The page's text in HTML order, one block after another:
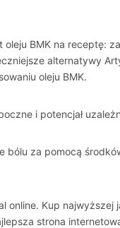
oleju BMK na receptę:
alternatywy
oleju BMK.
i potencjał
bólu za pomocą
online. Kup najwyższej
strona